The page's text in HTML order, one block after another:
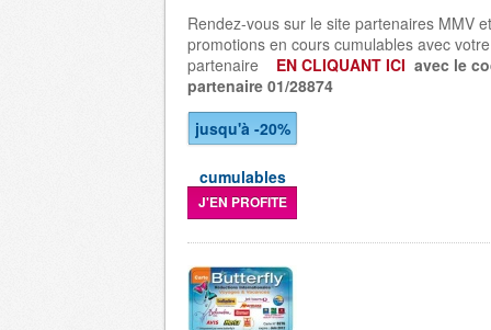
Rendez-vous sur le site partenaires MMV
promotions en cours cumulables avec
partenaire EN CLIQUANT ICI avec le
partenaire 01/28874
jusqu'à -20%
cumulables
J'EN PROFITE